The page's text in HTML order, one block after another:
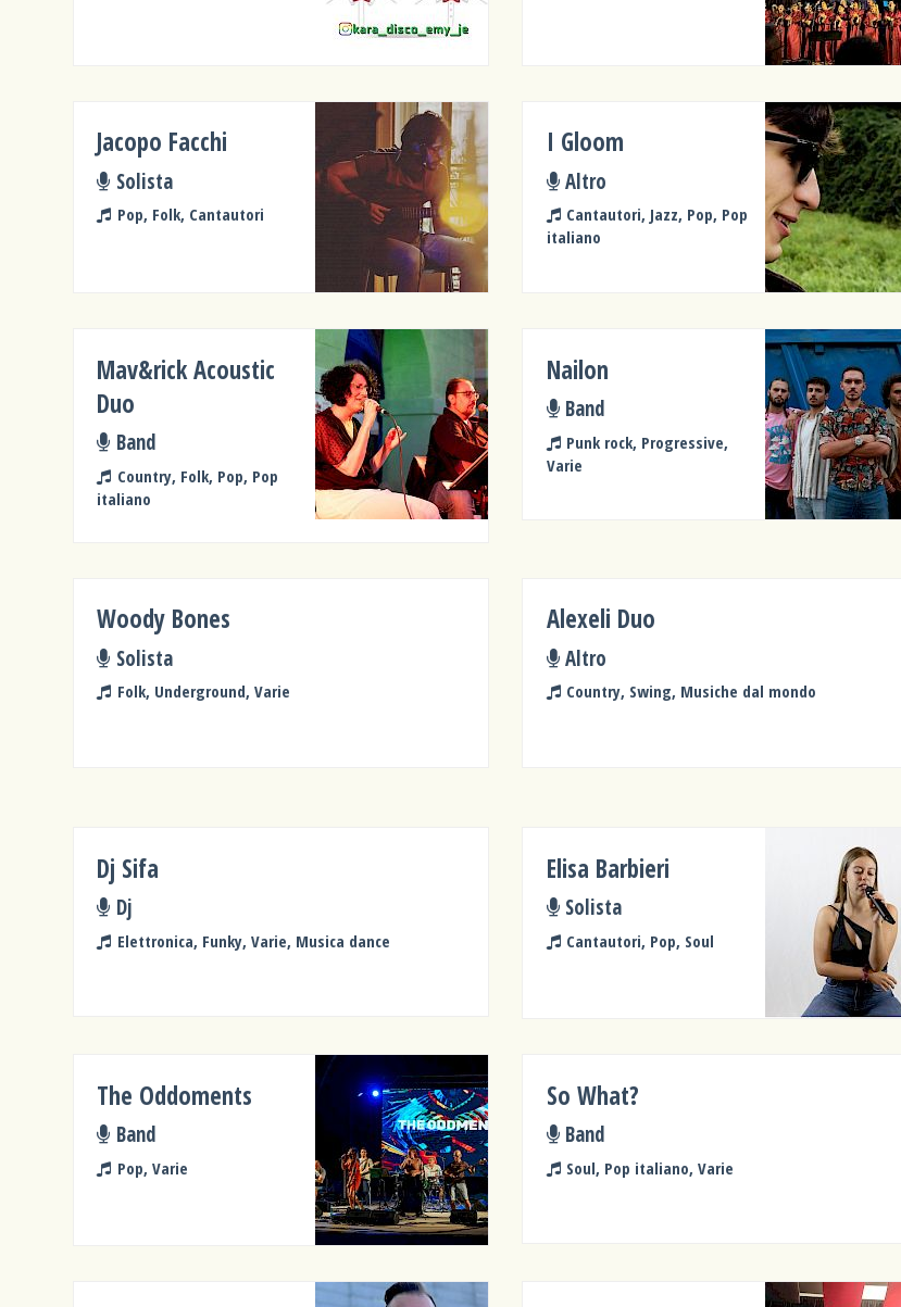
Jacopo Facchi
Solista
Pop, Folk, Cantautori
I Gloom
Altro
Cantautori, Jazz, Pop, Pop
italiano
Mav&rick Acoustic
Duo
Band
Country, Folk, Pop, Pop
italiano
Nailon
Band
Punk rock, Progressive,
Varie
Woody Bones
Solista
Folk, Underground, Varie
Alexeli Duo
Altro
Country, Swing, Musiche dal mondo
Dj Sifa
Dj
Elettronica, Funky, Varie, Musica dance
Elisa Barbieri
Solista
Cantautori, Pop, Soul
The Oddoments
Band
Pop, Varie
So What?
Band
Soul, Pop italiano, Varie